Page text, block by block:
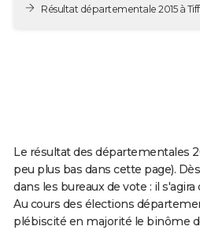
Résultat départementale 2015 à
Le résultat des départementales
peu plus bas dans cette page).
dans les bureaux de vote : il
Au cours des élections
plébiscité en majorité le binôme